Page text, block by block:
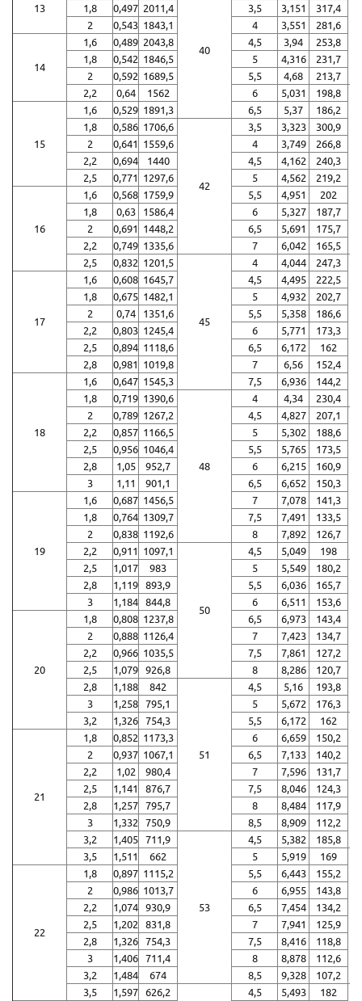
13
40
1,8
0,497 2011,4 3,5 3,151
317,4
2
0,543 1843,1 4 3,551 281,6
14
1,6 0,489 2043,8 4,5 3,94
253,8
1,8
0,542 1846,5 5 4,316
231,7
2
0,592 1689,5 5,5 4,68
213,7
2,2
0,64 1562 6 5,031 198,8
15
1,6 0,529 1891,3 6,5 5,37
186,2
1,8
0,586 1706,6
42
3,5 3,323
300,9
2
0,641 1559,6 4 3,749
266,8
2,2
0,694 1440 4,5 4,162
240,3
2,5
0,771 1297,6 5 4,562 219,2
16
1,6 0,568 1759,9 5,5 4,951
202
1,8
0,63 1586,4 6 5,327
187,7
2
0,691 1448,2 6,5 5,691
175,7
2,2
0,749 1335,6 7 6,042
165,5
2,5
0,832 1201,5
45
4 4,044 247,3
17
1,6 0,608 1645,7 4,5 4,495
222,5
1,8
0,675 1482,1 5 4,932
202,7
2
0,74 1351,6 5,5 5,358
186,6
2,2
0,803 1245,4 6 5,771
173,3
2,5
0,894 1118,6 6,5 6,172
162
2,8
0,981 1019,8 7 6,56 152,4
18
1,6 0,647 1545,3 7,5 6,936
144,2
1,8
0,719 1390,6
48
4 4,34
230,4
2
0,789 1267,2 4,5 4,827
207,1
2,2
0,857 1166,5 5 5,302
188,6
2,5
0,956 1046,4 5,5 5,765
173,5
2,8
1,05 952,7 6 6,215
160,9
3
1,11 901,1 6,5 6,652 150,3
19
1,6 0,687 1456,5 7 7,078
141,3
1,8
0,764 1309,7 7,5 7,491
133,5
2
0,838 1192,6 8 7,892
126,7
2,2
0,911 1097,1
50
4,5 5,049
198
2,5
1,017 983 5 5,549
180,2
2,8
1,119 893,9 5,5 6,036
165,7
3
1,184 844,8 6 6,511 153,6
20
1,8 0,808 1237,8 6,5 6,973
143,4
2
0,888 1126,4 7 7,423
134,7
2,2
0,966 1035,5 7,5 7,861
127,2
2,5
1,079 926,8 8 8,286
120,7
2,8
1,188 842
51
4,5 5,16
193,8
3
1,258 795,1 5 5,672
176,3
3,2
1,326 754,3 5,5 6,172 162
21
1,8 0,852 1173,3 6 6,659
150,2
2
0,937 1067,1 6,5 7,133
140,2
2,2
1,02 980,4 7 7,596
131,7
2,5
1,141 876,7 7,5 8,046
124,3
2,8
1,257 795,7 8 8,484
117,9
3
1,332 750,9 8,5 8,909
112,2
3,2
1,405 711,9
53
4,5 5,382
185,8
3,5
1,511 662 5 5,919 169
22
1,8 0,897 1115,2 5,5 6,443
155,2
2
0,986 1013,7 6 6,955
143,8
2,2
1,074 930,9 6,5 7,454
134,2
2,5
1,202 831,8 7 7,941
125,9
2,8
1,326 754,3 7,5 8,416
118,8
3
1,406 711,4 8 8,878
112,6
3,2
1,484 674 8,5 9,328
107,2
3,5
1,597 626,2 4,5 5,493 182